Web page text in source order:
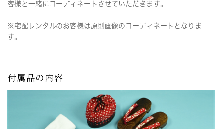
客様と一緒にコーディネートさせていただきます。
※宅配レンタルのお客様は原則画像のコーディネートとなりま
す。
付属品の内容